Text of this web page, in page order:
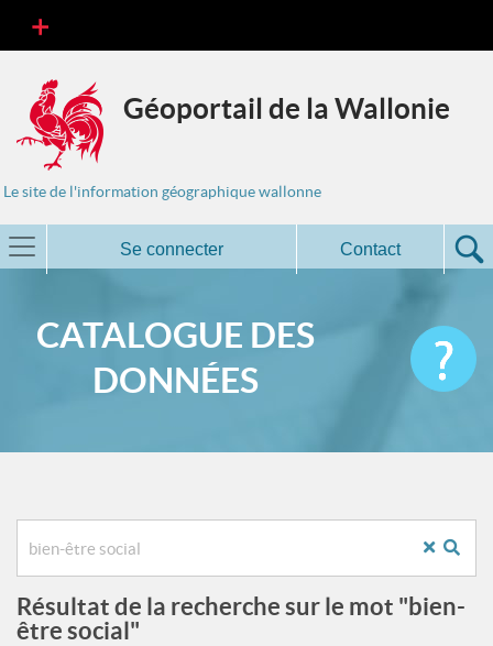
Géoportail de la Wallonie
Le site de l'information géographique wallonne
Se connecter Contact
CATALOGUE DES
DONNÉES
Résultat de la recherche sur le mot "bien-
être social"